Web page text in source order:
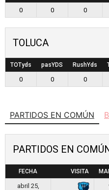
0 0 0
TOLUCA
TOTyds pasYDS RushYds
0 0 0
PARTIDOS EN COMÚN
PARTIDOS EN
FECHA VISITA
abril 25,